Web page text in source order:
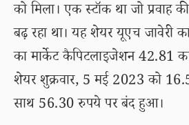
को मिला। एक स्टॉक था जो प्रवाह
बढ़ रहा था। यह शेयर यूएच जावेरी
का मार्केट कैपिटलाइजेशन 42.81
शेयर शुक्रवार, 5 मई 2023 को
साथ 56.30 रुपये पर बंद हुआ।